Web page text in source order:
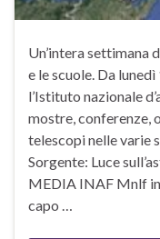
Un’intera settimana
e le scuole. Da
l’Istituto nazionale
mostre, conferenze,
telescopi nelle varie
Sorgente: Luce
MEDIA INAF Mnlf in
capo …